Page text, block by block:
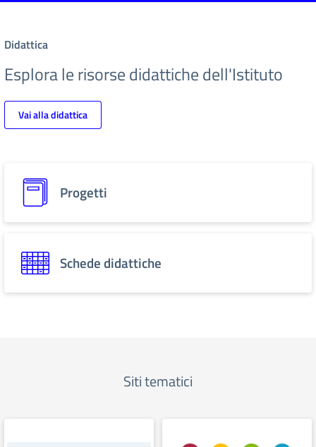
Didattica
Esplora le risorse didattiche dell'Istituto
Vai alla didattica
Progetti
Schede didattiche
Siti tematici